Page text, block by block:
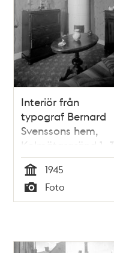
Interiör från
typograf Bernard
Svenssons hem,
Kolmätargränd 1, 3
tr
Tid
1945
Typ
Foto